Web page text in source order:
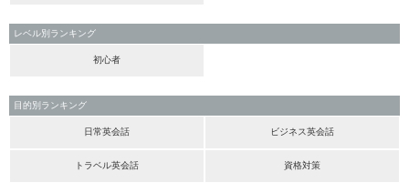
レベル別ランキング
初心者
目的別ランキング
日常英会話 ビジネス英会話
トラベル英会話 資格対策